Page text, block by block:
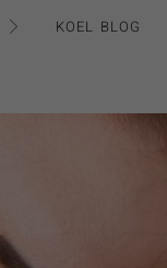
KOEL BLOG